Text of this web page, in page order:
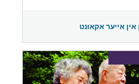
אין אייער אקאונט